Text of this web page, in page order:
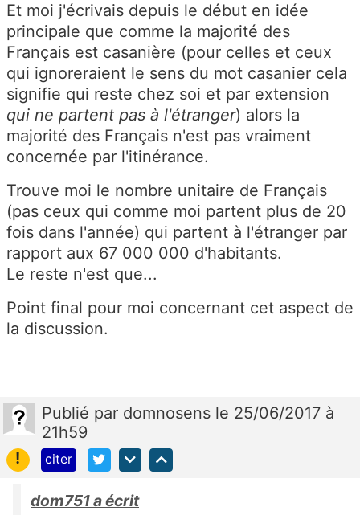
Et moi j'écrivais depuis le début en idée
principale que comme la majorité des
Français est casanière (pour celles et ceux
qui ignoreraient le sens du mot casanier cela
signifie qui reste chez soi et par extension
qui ne partent pas à l'étranger) alors la
majorité des Français n'est pas vraiment
concernée par l'itinérance.
Trouve moi le nombre unitaire de Français
(pas ceux qui comme moi partent plus de 20
fois dans l'année) qui partent à l'étranger par
rapport aux 67 000 000 d'habitants.
Le reste n'est que...
Point final pour moi concernant cet aspect de
la discussion.
Publié par domnosens le 25/06/2017 à
21h59
!
citer
dom751 a écrit